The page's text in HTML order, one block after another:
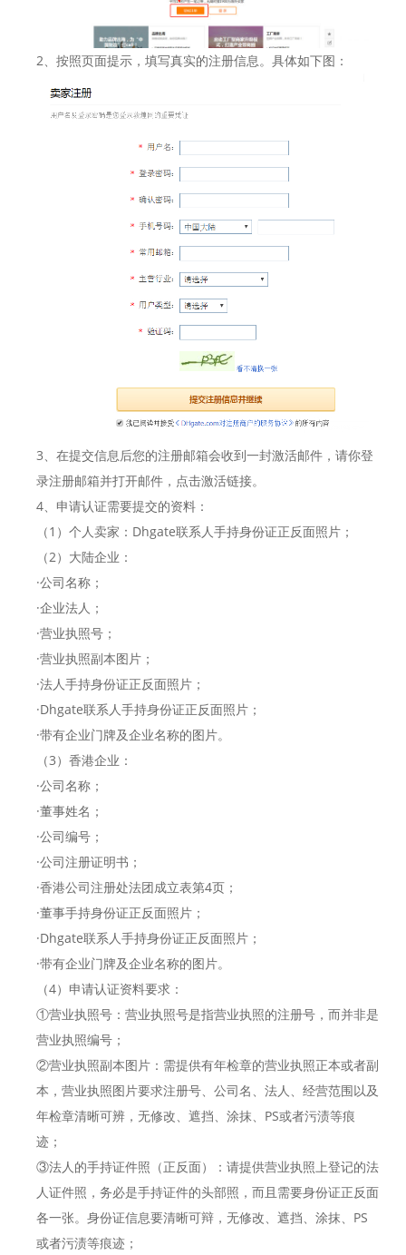
2、按照页面提示，填写真实的注册信息。具体如下图：
3、在提交信息后您的注册邮箱会收到一封激活邮件，请你登
录注册邮箱并打开邮件，点击激活链接。
4、申请认证需要提交的资料：
（1）个人卖家：Dhgate联系人手持身份证正反面照片；
（2）大陆企业：
·公司名称；
·企业法人；
·营业执照号；
·营业执照副本图片；
·法人手持身份证正反面照片；
·Dhgate联系人手持身份证正反面照片；
·带有企业门牌及企业名称的图片。
（3）香港企业：
·公司名称；
·董事姓名；
·公司编号；
·公司注册证明书；
·香港公司注册处法团成立表第4页；
·董事手持身份证正反面照片；
·Dhgate联系人手持身份证正反面照片；
·带有企业门牌及企业名称的图片。
（4）申请认证资料要求：
①营业执照号：营业执照号是指营业执照的注册号，而并非是
营业执照编号；
②营业执照副本图片：需提供有年检章的营业执照正本或者副
本，营业执照图片要求注册号、公司名、法人、经营范围以及
年检章清晰可辨，无修改、遮挡、涂抹、PS或者污渍等痕
迹；
③法人的手持证件照（正反面）：请提供营业执照上登记的法
人证件照，务必是手持证件的头部照，而且需要身份证正反面
各一张。身份证信息要清晰可辩，无修改、遮挡、涂抹、PS
或者污渍等痕迹；